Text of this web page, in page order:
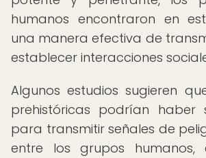
humanos encontraron en
una manera efectiva de
establecer interacciones
Algunos estudios sugieren
prehistóricas podrían haber
para transmitir señales de
entre los grupos humanos,